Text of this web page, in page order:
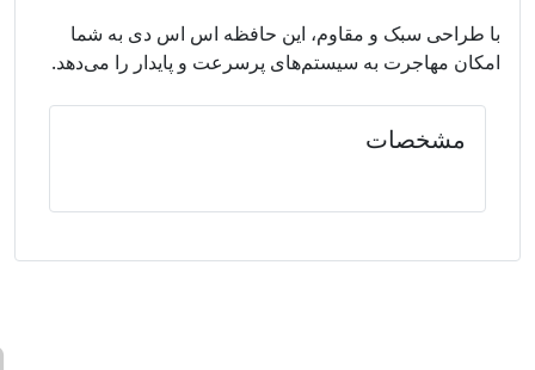
با طراحی سبک و مقاوم، این حافظه اس اس دی به شما
امکان مهاجرت به سیستم‌های پرسرعت و پایدار را می‌دهد.
مشخصات